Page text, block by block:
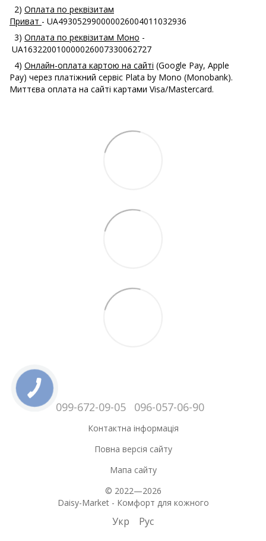
2) Оплата по реквізитам
Приват - UA493052990000026004011032936
3) Оплата по реквізитам Моно -
UA163220010000026007330062727
4) Онлайн-оплата картою на сайті (Google Pay, Apple
Pay) через платіжний сервіс Plata by Mono (Monobank).
Миттєва оплата на сайті картами Visa/Mastercard.
099-672-09-05 096-057-06-90
Контактна інформація
Повна версія сайту
Мапа сайту
© 2022—2026
Daisy-Market - Комфорт для кожного
Укр Рус